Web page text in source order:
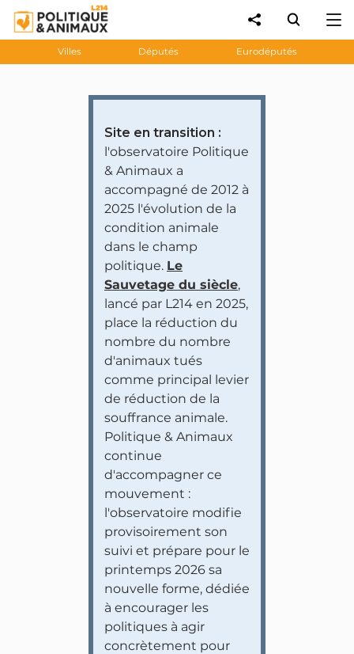
Villes Députés Eurodéputés
Site en transition :
l'observatoire Politique
& Animaux a
accompagné de 2012 à
2025 l'évolution de la
condition animale
dans le champ
politique. Le
Sauvetage du siècle,
lancé par L214 en 2025,
place la réduction du
nombre du nombre
d'animaux tués
comme principal levier
de réduction de la
souffrance animale.
Politique & Animaux
continue
d'accompagner ce
mouvement :
l'observatoire modifie
provisoirement son
suivi et prépare pour le
printemps 2026 sa
nouvelle forme, dédiée
à encourager les
politiques à agir
concrètement pour